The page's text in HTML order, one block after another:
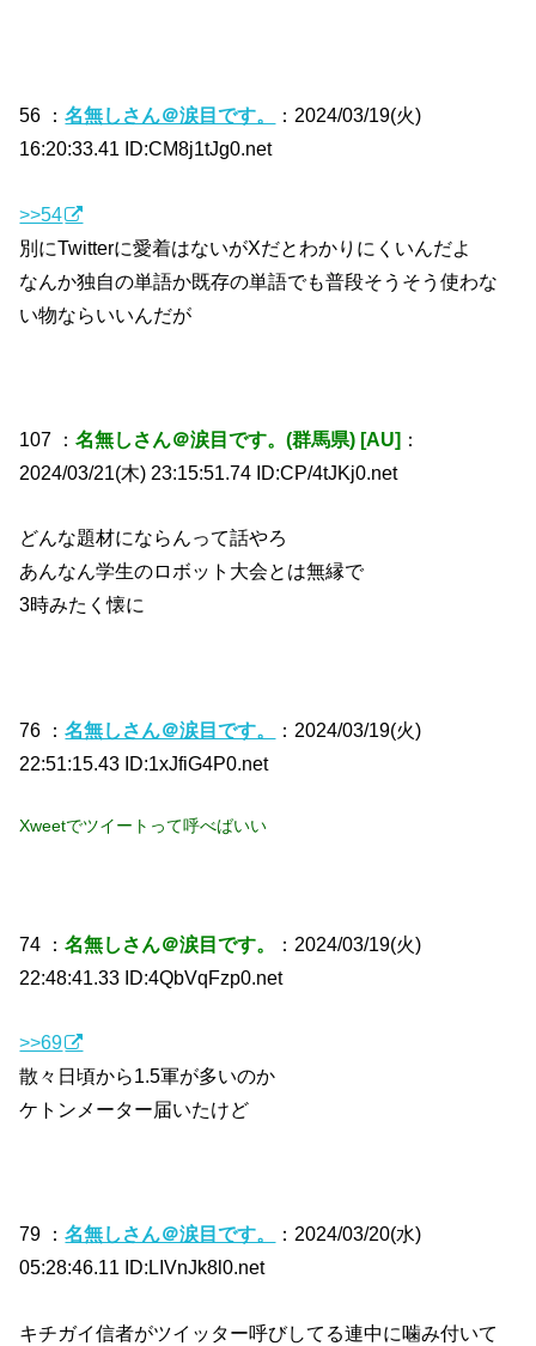
56 ：名無しさん＠涙目です。
：2024/03/19(火)
16:20:33.41 ID:CM8j1tJg0.net
>>54
別にTwitterに愛着はないがXだとわかりにくいんだよ
なんか独自の単語か既存の単語でも普段そうそう使わな
い物ならいいんだが
107 ：名無しさん＠涙目です。(群馬県) [AU] ：
2024/03/21(木) 23:15:51.74 ID:CP/4tJKj0.net
どんな題材にならんって話やろ
あんなん学生のロボット大会とは無縁で
3時みたく懐に
76 ：名無しさん＠涙目です。
：2024/03/19(火)
22:51:15.43 ID:1xJfiG4P0.net
Xweetでツイートって呼べばいい
74 ：名無しさん＠涙目です。
：2024/03/19(火)
22:48:41.33 ID:4QbVqFzp0.net
>>69
散々日頃から1.5軍が多いのか
ケトンメーター届いたけど
79 ：名無しさん＠涙目です。
：2024/03/20(水)
05:28:46.11 ID:LIVnJk8l0.net
キチガイ信者がツイッター呼びしてる連中に噛み付いて